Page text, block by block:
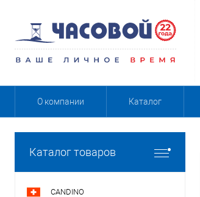
О компании Каталог
Каталог товаров
CANDINO